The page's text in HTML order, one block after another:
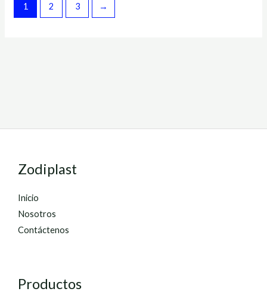
1 2 3 →
Zodiplast
Inicio
Nosotros
Contáctenos
Productos